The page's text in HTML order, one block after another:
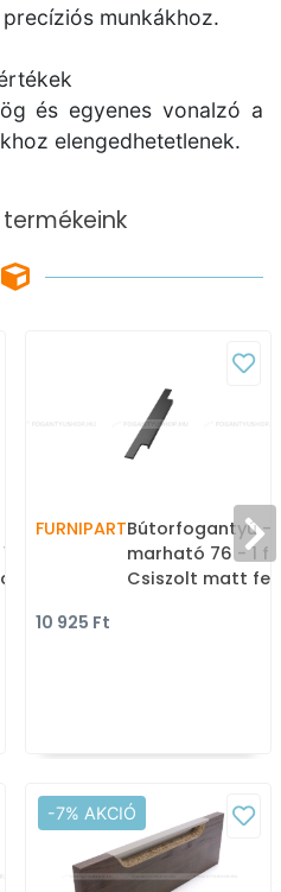
munkákhoz.
és egyenes vonalzó a
elengedhetetlenek.
FURNIPARTBútorfogantyú -
marható 76 - 1
Csiszolt matt
10 925 Ft
-7% AKCIÓ